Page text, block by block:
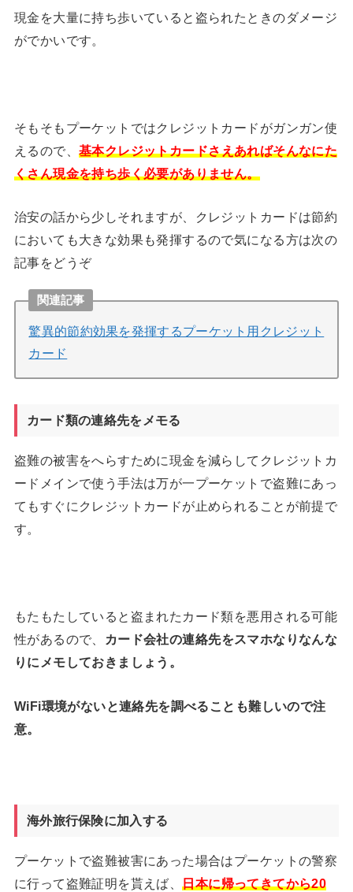
現金を大量に持ち歩いていると盗られたときのダメージ
がでかいです。
そもそもプーケットではクレジットカードがガンガン使
えるので、 基本クレジットカードさえあればそんなにた
くさん現金を持ち歩く必要がありません。
治安の話から少しそれますが、クレジットカードは節約
においても大きな効果も発揮するので気になる方は次の
記事をどうぞ
関連記事
驚異的節約効果を発揮するプーケット用クレジット
カード
カード類の連絡先をメモる
盗難の被害をへらすために現金を減らしてクレジットカ
ードメインで使う手法は万が一プーケットで盗難にあっ
てもすぐにクレジットカードが止められることが前提で
す。
もたもたしていると盗まれたカード類を悪用される可能
性があるので、
カード会社の連絡先をスマホなりなんな
りにメモしておきましょう。
WiFi環境がないと連絡先を調べることも難しいので注
意。
海外旅行保険に加入する
プーケットで盗難被害にあった場合はプーケットの警察
に行って盗難証明を貰えば、日本に帰ってきてから20